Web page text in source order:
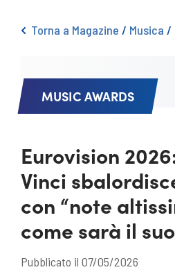
Torna a Magazine / Musica /
MUSIC AWARDS
Eurovision
Vinci
con “note
come sarà il
Pubblicato il 07/05/2026